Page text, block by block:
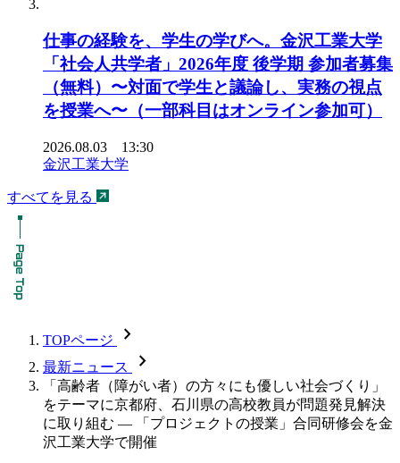
仕事の経験を、学生の学びへ。金沢工業大学
「社会人共学者」2026年度 後学期 参加者募集
（無料）〜対面で学生と議論し、実務の視点
を授業へ〜（一部科目はオンライン参加可）
2026.08.03 13:30
金沢工業大学
すべてを見る
TOPページ chevron_forward
最新ニュース chevron_forward
「高齢者（障がい者）の方々にも優しい社会づくり」
をテーマに京都府、石川県の高校教員が問題発見解決
に取り組む — 「プロジェクトの授業」合同研修会を金
沢工業大学で開催